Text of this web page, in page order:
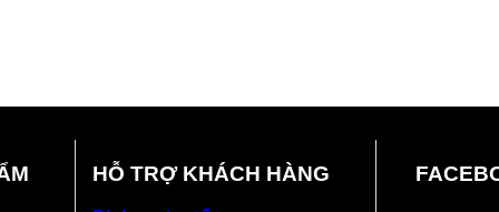
HỖ TRỢ KHÁCH HÀNG